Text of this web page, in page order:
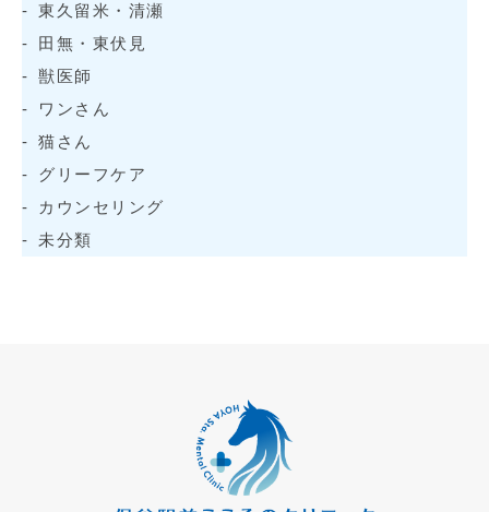
東久留米・清瀬
田無・東伏見
獣医師
ワンさん
猫さん
グリーフケア
カウンセリング
未分類